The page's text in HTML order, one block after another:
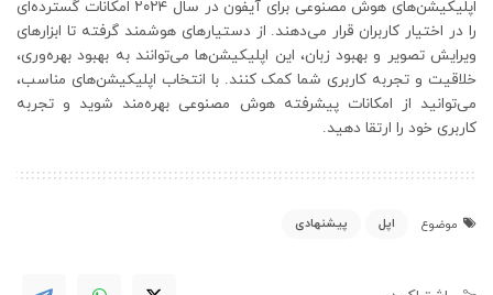
اپلیکیشن‌های هوش مصنوعی برای آیفون در سال ۲۰۲۴ امکانات گسترده‌ای
را در اختیار کاربران قرار می‌دهند. از دستیارهای هوشمند گرفته تا ابزارهای
ویرایش تصویر و بهبود زبان، این اپلیکیشن‌ها می‌توانند به بهبود بهره‌وری،
خلاقیت و تجربه کاربری شما کمک کنند. با انتخاب اپلیکیشن‌های مناسب،
می‌توانید از امکانات پیشرفته هوش مصنوعی بهره‌مند شوید و تجربه
کاربری خود را ارتقا دهید.​
موضوع اپل پیشنهادی